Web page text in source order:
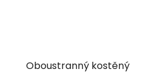
Oboustranný kostěný